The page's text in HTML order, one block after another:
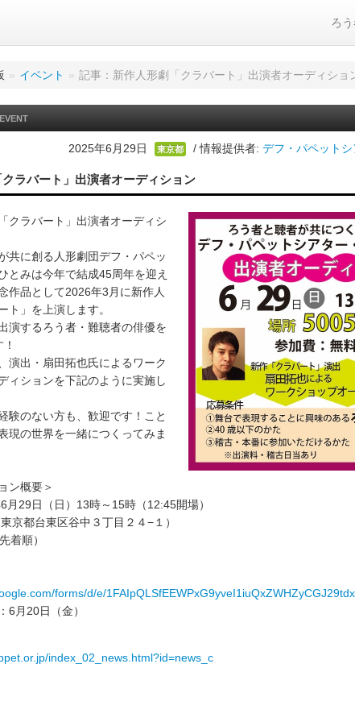
ろ
» イベント » 記事：新作人形劇「クラバート」出演者オーディショ
EVENT
2025年6月29日 東京都 / 情報提供者: デフ・パペット
ラバート」出演者オーディション
クラバート」出演者オーディシ
共に創る人形劇団デフ・パペッ
とみは今年で結成45周年を迎え
作品として2026年3月に新作人
ト」を上演します。
演するろう者・難聴者の俳優を
演出・扇田拓也氏によるワーク
ィションを下記のように実施し
験のない方も、歓迎です！こと
現の世界を一緒につくってみま
ン概要＞
月29日（日）13時～15時（12:45開場）
京都台東区谷中３丁目２４−１）
着順）
forms/d/e/
6月20日（金）
index_02_news.html?id=news_c